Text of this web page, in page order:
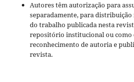
Autores têm autorização para
separadamente, para
do trabalho publicada nesta
repositório institucional ou
reconhecimento de autoria e
revista.